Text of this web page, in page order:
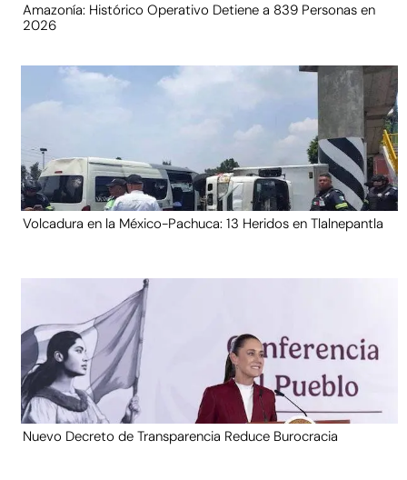
Amazonía: Histórico Operativo Detiene a 839 Personas en
2026
Volcadura en la México-Pachuca: 13 Heridos en Tlalnepantla
Nuevo Decreto de Transparencia Reduce Burocracia